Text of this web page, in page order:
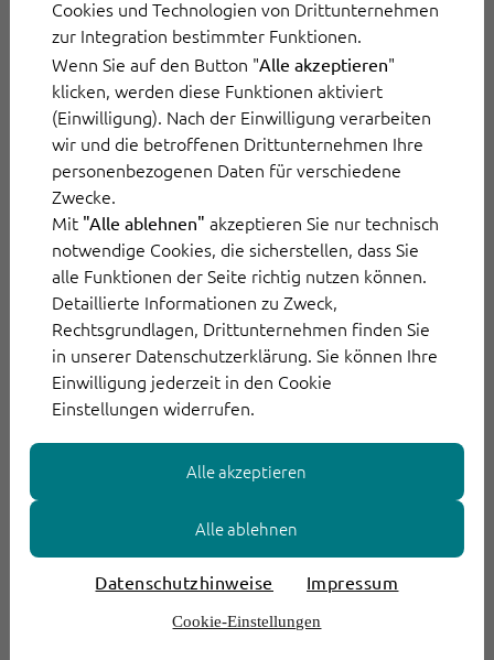
Cookies und Technologien von Drittunternehmen
zur Integration bestimmter Funktionen.
Wenn Sie auf den Button "Alle akzeptieren"
klicken, werden diese Funktionen aktiviert
(Einwilligung). Nach der Einwilligung verarbeiten
wir und die betroffenen Drittunternehmen Ihre
personenbezogenen Daten für verschiedene
Zwecke.
Mit "Alle ablehnen" akzeptieren Sie nur technisch
notwendige Cookies, die sicherstellen, dass Sie
alle Funktionen der Seite richtig nutzen können.
Detaillierte Informationen zu Zweck,
Rechtsgrundlagen, Drittunternehmen finden Sie
in unserer Datenschutzerklärung. Sie können Ihre
Einwilligung jederzeit in den Cookie
Einstellungen widerrufen.
Datenschutzhinweise Impressum
Cookie-Einstellungen
Alle ablehnen
Alle akzeptieren
geeignete Kontrollmechanismen und
regelmäßige Prüfung können Unternehmen
sicherstellen, dass auch vollautomatisierte KI-
Systeme personalisierte und faire
Interaktionen ermöglichen.
3. Regelmäßige Audits und
Verantwortung übernehmen
Ethische Verantwortung endet nicht bei der
Einführung einer KI-Lösung. Unternehmen
sollten regelmäßige Audits durchführen, um
sicherzustellen, dass ihre KI im Kundenservice
keine unbeabsichtigten oder verzerrten
Ergebnisse liefert. Treten dennoch Fehler auf,
braucht es klare Verantwortlichkeiten – und
die Bereitschaft, daraus zu lernen.
4. Transparenz und
Erklärbarkeit sicherstellen